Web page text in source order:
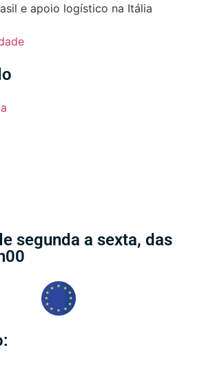
e apoio logístico na Itália
segunda a sexta, das